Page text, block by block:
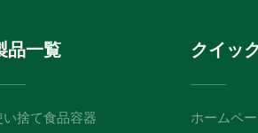
品一覧
い捨て食品容器
クイッ
ホームペ